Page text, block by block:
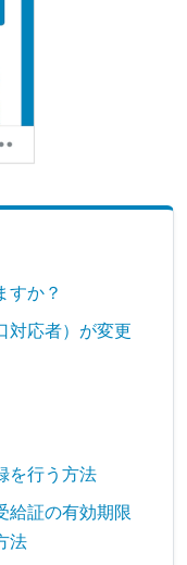
すか？
対応者）が変更
を行う方法
給証の有効期限
法